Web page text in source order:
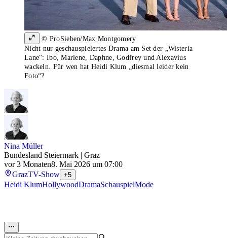
© ProSieben/Max Montgomery
Nicht nur geschauspielertes Drama am Set der „Wisteria
Lane“: Ibo, Marlene, Daphne, Godfrey und Alexavius
wackeln. Für wen hat Heidi Klum „diesmal leider kein
Foto“?
Nina Müller
Bundesland Steiermark | Graz
vor 3 Monaten8. Mai 2026 um 07:00
GrazTV-Show +5
Heidi KlumHollywoodDramaSchauspielMode